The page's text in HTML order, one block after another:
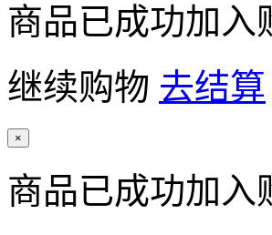
商品已成功加入
继续购物 去结算
×
商品已成功加入